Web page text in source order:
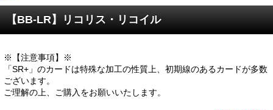
【BB-LR】リコリス・リコイル
※【注意事項】※
「SR+」のカードは特殊な加工の性質上、初期線のあるカードが多数
ございます。
ご理解の上、ご購入をお願いいたします。